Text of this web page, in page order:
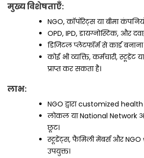
मुख्य विशेषताएँ:
NGO, कॉर्पोरेट्स या बीमा कंपनियों
OPD, IPD, डायग्नोस्टिक, और
डिजिटल प्लेटफॉर्म से कार्ड
कोई भी व्यक्ति, कर्मचारी, स्टूडेंट
प्राप्त कर सकता है।
लाभ:
NGO द्वारा customized
लोकल या National Network
छूट।
स्टूडेंट्स, फैमिली मेंबर्स और
उपयुक्त।